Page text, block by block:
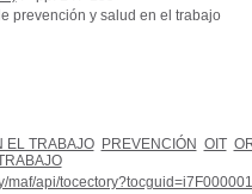
prevención y salud en el trabajo
EL TRABAJO PREVENCIÓN OIT
maf/api/